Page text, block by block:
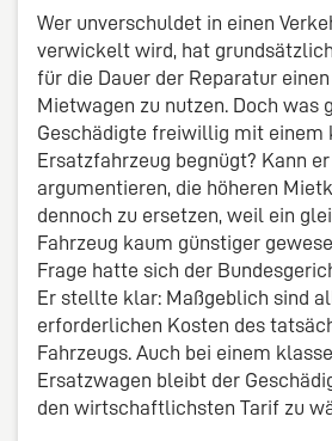
Wer unverschuldet in einen
verwickelt wird, hat
für die Dauer der Reparatur
Mietwagen zu nutzen. Doch was
Geschädigte freiwillig mit einem
Ersatzfahrzeug begnügt? Kann
argumentieren, die höheren
dennoch zu ersetzen, weil ein
Fahrzeug kaum günstiger
Frage hatte sich der
Er stellte klar: Maßgeblich sind
erforderlichen Kosten des
Fahrzeugs. Auch bei einem
Ersatzwagen bleibt der
den wirtschaftlichsten Tarif zu